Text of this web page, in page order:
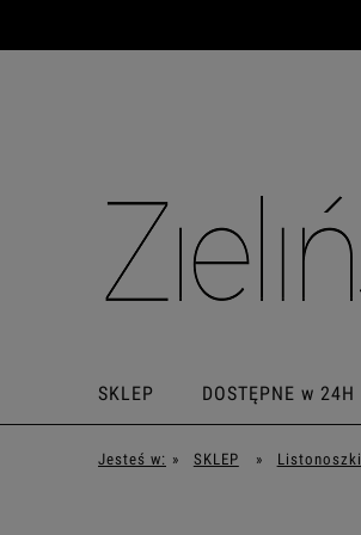
SKLEP DOSTĘPNE w 24H
Jesteś w: » SKLEP » Listonoszki